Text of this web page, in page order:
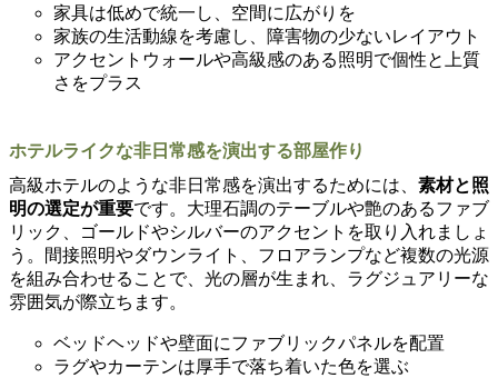
家具は低めで統一し、空間に広がりを
家族の生活動線を考慮し、障害物の少ないレイアウト
アクセントウォールや高級感のある照明で個性と上質
さをプラス
ホテルライクな非日常感を演出する部屋作り
高級ホテルのような非日常感を演出するためには、 素材と照
明の選定が重要です。大理石調のテーブルや艶のあるファブ
リック、ゴールドやシルバーのアクセントを取り入れましょ
う。間接照明やダウンライト、フロアランプなど複数の光源
を組み合わせることで、光の層が生まれ、ラグジュアリーな
雰囲気が際立ちます。
ベッドヘッドや壁面にファブリックパネルを配置
ラグやカーテンは厚手で落ち着いた色を選ぶ